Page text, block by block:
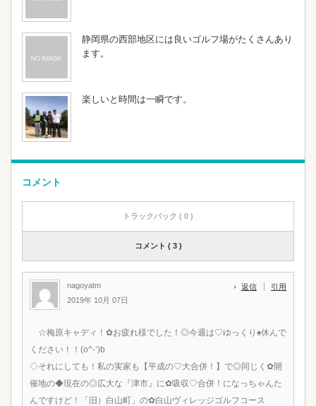
静岡県の西部地区には良いゴルフ場がたくさんあり
ます。
楽しいと時間は一瞬です。
コメント
トラックバック ( 0 )
コメント ( 3 )
nagoyatm
2019年 10月 07日
返信 引用
☆梅原キャディ！✿お疲れ様でした！◎今週は♡ゆっくり♠休んで
ください！！(o^-‘)b
◇それにしても！私の実家も【平成の♡大合併！】で◎同じく✿開
催地の◆現在の◎広大な『津市』に✿吸収♡合併！になっちゃんた
んですけど！「旧）白山町」の✿白山ヴィレッジゴルフコース